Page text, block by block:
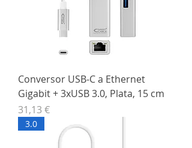
Conversor USB-C a Ethernet
Gigabit + 3xUSB 3.0, Plata, 15 cm
Precio
31,13 €
3.0